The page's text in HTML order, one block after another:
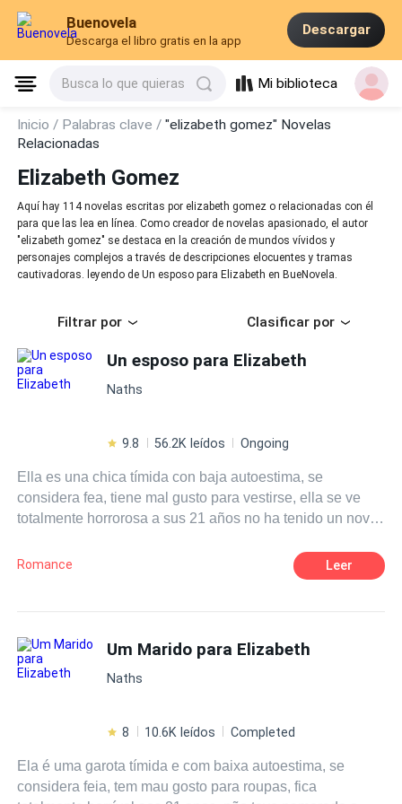
Buenovela
Descarga el libro gratis en la app
Descargar
Busca lo que quieras Mi biblioteca
Inicio / Palabras clave /"elizabeth gomez" Novelas
Relacionadas
Elizabeth Gomez
Aquí hay 114 novelas escritas por elizabeth gomez o relacionadas con él
para que las lea en línea. Como creador de novelas apasionado, el autor
"elizabeth gomez" se destaca en la creación de mundos vívidos y
personajes complejos a través de descripciones elocuentes y tramas
cautivadoras. leyendo de Un esposo para Elizabeth en BueNovela.
Filtrar por Clasificar por
Un esposo para Elizabeth
Naths
9.8 56.2K leídos Ongoing
Ella es una chica tímida con baja autoestima, se
considera fea, tiene mal gusto para vestirse, ella se ve
totalmente horrorosa a sus 21 años no ha tenido un novio
aspecto. Él es frío, arrogante, calculador y sobre todo muy
apuesto, siempre está bien vestido y todo lo que usa es
mejor, las mujeres más bonitas y deseadas ellas tienen
que ser sexis.
Romance Leer
Um Marido para Elizabeth
Naths
8 10.6K leídos Completed
Ela é uma garota tímida e com baixa autoestima, se
considera feia, tem mau gosto para roupas, fica